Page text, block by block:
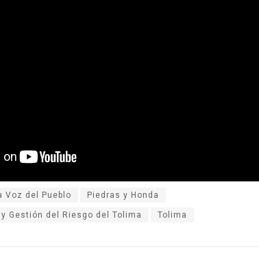
Voz del Pueblo Piedras y Honda
Gestión del Riesgo del Tolima Tolima